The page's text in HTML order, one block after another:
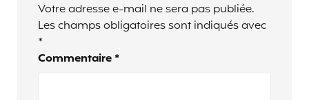
Votre adresse e-mail ne sera pas publiée.
Les champs obligatoires sont indiqués avec
*
Commentaire *